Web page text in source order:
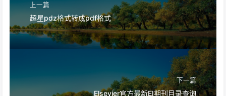
上一篇
超星pdz格式转成pdf格式
下一篇
Elsevier官方最新EI期刊目录查询